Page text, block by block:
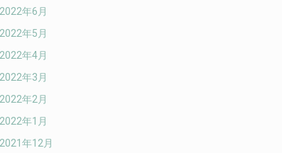
2022年6月
2022年5月
2022年4月
2022年3月
2022年2月
2022年1月
2021年12月